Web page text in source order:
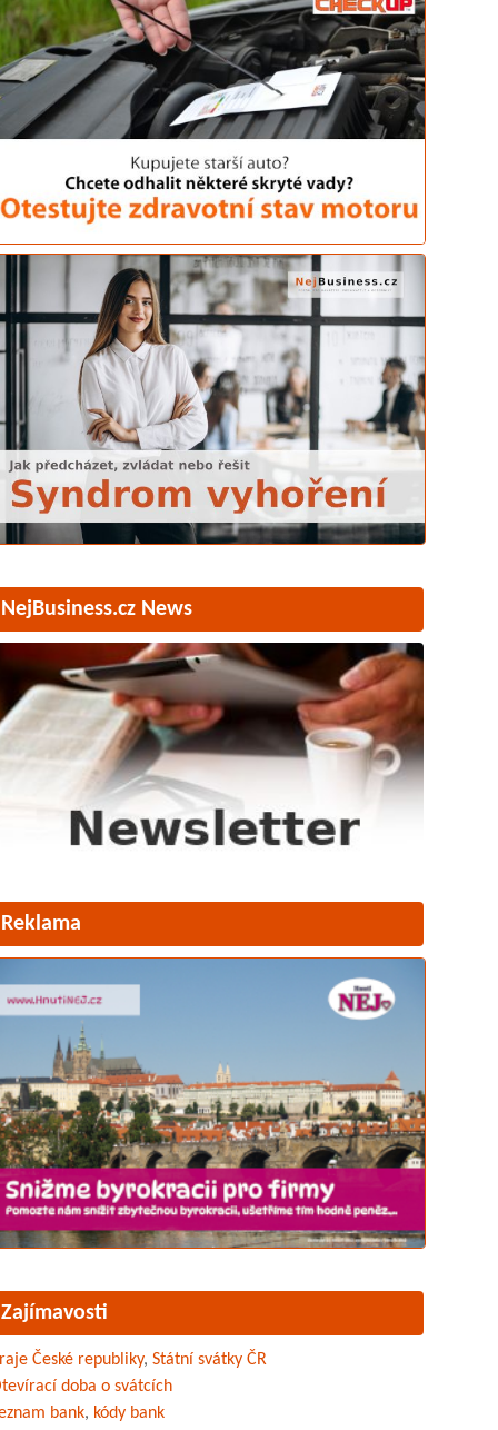
NejBusiness.cz News
Reklama
Zajímavosti
České republiky, Státní svátky ČR
doba o svátcích
bank, kódy bank